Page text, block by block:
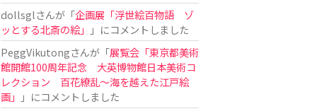
dollsglさんが「企画展「浮世絵百物語 ゾ
ッとする北斎の絵」
」にコメントしました
PeggVikutongさんが「展覧会「東京都美術
館開館100周年記念 大英博物館日本美術コ
レクション 百花繚乱〜海を越えた江戸絵
画」
」にコメントしました